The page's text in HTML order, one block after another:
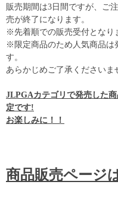
販売期間は3日間ですが、ご
売が終了になります。
※先着順での販売受付となり
※限定商品のため人気商品は
す。
あらかじめご了承くださいま
JLPGAカテゴリで発売した
定です!
お楽しみに！！
商品販売ページ